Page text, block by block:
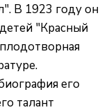
В 1923 году он
"Красный
его
талант